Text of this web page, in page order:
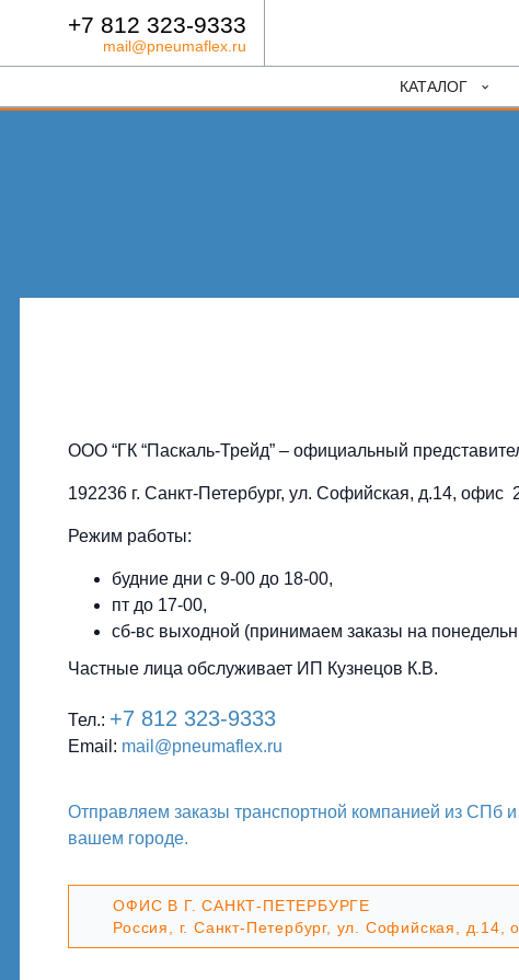
+7 812 323-9333
mail@pneumaflex.ru
КАТАЛОГ
ООО “ГК “Паскаль-Трейд” – официальный
192236 г. Санкт-Петербург, ул. Софийская, д.14, офис
Режим работы:
будние дни с 9-00 до 18-00,
пт до 17-00,
сб-вс выходной (принимаем заказы на
Частные лица обслуживает ИП Кузнецов К.В.
Тел.: +7 812 323-9333
Email: mail@pneumaflex.ru
Отправляем заказы транспортной компанией из СПб
вашем городе.
ОФИС В Г. САНКТ-ПЕТЕРБУРГЕ
Россия, г. Санкт-Петербург, ул. Софийская, д.14,